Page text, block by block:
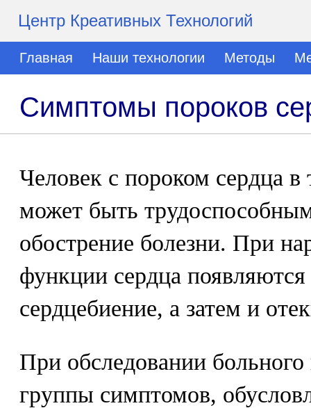
Центр Креативных Технологий
Главная Наши технологии Методы
Симптомы пороков
Человек с пороком сердца в
может быть
обострение болезни. При
функции сердца
сердцебиение, а затем и
При обследовании
группы симптомов,